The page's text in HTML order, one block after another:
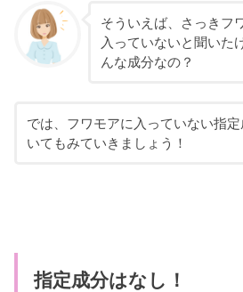
そういえば、さっきフ
入っていないと聞いた
んな成分なの？
では、フワモアに入っていない指
いてもみていきましょう！
指定成分はなし！